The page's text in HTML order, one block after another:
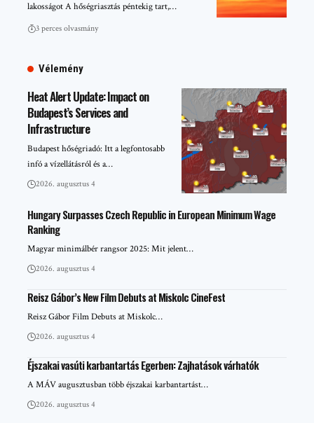
lakosságot A hőségriasztás péntekig tart,…
3 perces olvasmány
Vélemény
Heat Alert Update: Impact on
Budapest’s Services and
Infrastructure
Budapest hőségriadó: Itt a legfontosabb
infó a vízellátásról és a…
2026. augusztus 4
Hungary Surpasses Czech Republic in European Minimum Wage
Ranking
Magyar minimálbér rangsor 2025: Mit jelent…
2026. augusztus 4
Reisz Gábor’s New Film Debuts at Miskolc CineFest
Reisz Gábor Film Debuts at Miskolc…
2026. augusztus 4
Éjszakai vasúti karbantartás Egerben: Zajhatások várhatók
A MÁV augusztusban több éjszakai karbantartást…
2026. augusztus 4